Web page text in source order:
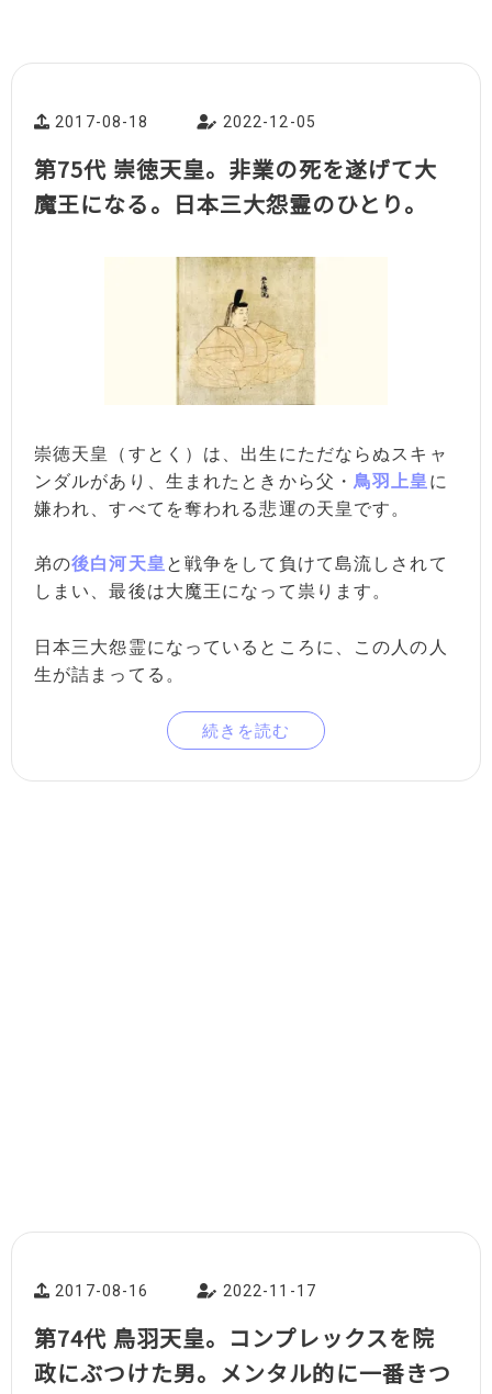
2017-08-18 2022-12-05
第75代 崇徳天皇。非業の死を遂げて大
魔王になる。日本三大怨霊のひとり。
崇徳天皇（すとく）は、出生にただならぬスキャ
ンダルがあり、生まれたときから父・ 鳥羽上皇 に
嫌われ、すべてを奪われる悲運の天皇です。
弟の後白河天皇と戦争をして負けて島流しされて
しまい、最後は大魔王になって祟ります。
日本三大怨霊になっているところに、この人の人
生が詰まってる。
続きを読む
2017-08-16 2022-11-17
第74代 鳥羽天皇。コンプレックスを院
政にぶつけた男。メンタル的に一番きつ